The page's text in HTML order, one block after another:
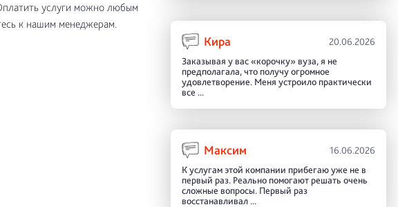
услуги можно любым
к нашим менеджерам.
Кира 20.06.2026
Заказывая у вас «корочку» вуза, я не
предполагала, что получу огромное
удовлетворение. Меня устроило практически
все ...
Максим 16.06.2026
К услугам этой компании прибегаю уже не в
первый раз. Реально помогают решать очень
сложные вопросы. Первый раз
восстанавливал ...